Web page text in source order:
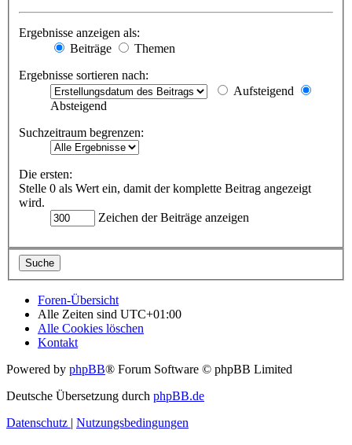
Ergebnisse anzeigen als:
Beiträge
Themen
Ergebnisse sortieren nach:
Aufsteigend
Absteigend
Suchzeitraum begrenzen:
Die ersten:
Stelle 0 als Wert ein, damit der komplette Beitrag angezeigt
wird.
Zeichen der Beiträge anzeigen
Foren-Übersicht
Alle Zeiten sind UTC+01:00
Alle Cookies löschen
Kontakt
Powered by phpBB® Forum Software © phpBB Limited
Deutsche Übersetzung durch phpBB.de
Datenschutz | Nutzungsbedingungen